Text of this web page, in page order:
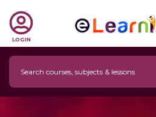
LOGIN